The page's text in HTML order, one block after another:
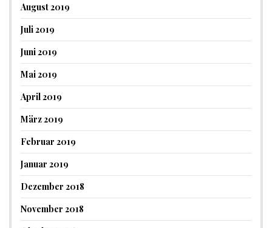
August 2019
Juli 2019
Juni 2019
Mai 2019
April 2019
März 2019
Februar 2019
Januar 2019
Dezember 2018
November 2018